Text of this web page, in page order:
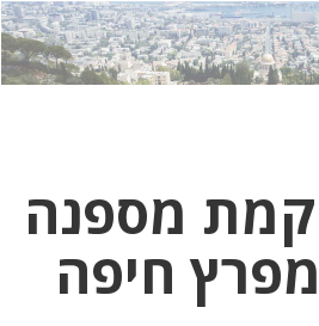
לחץ
כאן
לחץ
כדי
מספנה
חיפה